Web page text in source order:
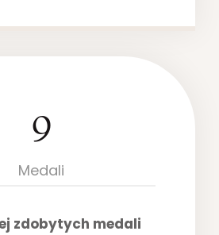
9
Medali
zdobytych medali